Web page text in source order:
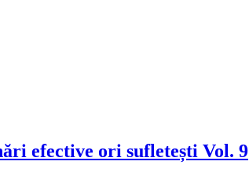
efective ori sufletești Vol. 9